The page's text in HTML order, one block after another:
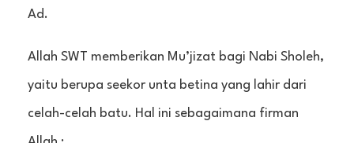
Ad.
Allah SWT memberikan Mu’jizat bagi Nabi Sholeh,
yaitu berupa seekor unta betina yang lahir dari
celah-celah batu. Hal ini sebagaimana firman